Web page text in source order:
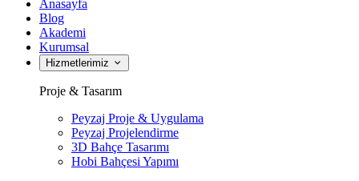
Anasayfa
Blog
Akademi
Kurumsal
Hizmetlerimiz
Proje & Tasarım
Peyzaj Proje & Uygulama
Peyzaj Projelendirme
3D Bahçe Tasarımı
Hobi Bahçesi Yapımı